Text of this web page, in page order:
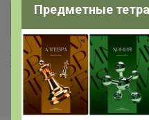
Хиты продаж
Предметные